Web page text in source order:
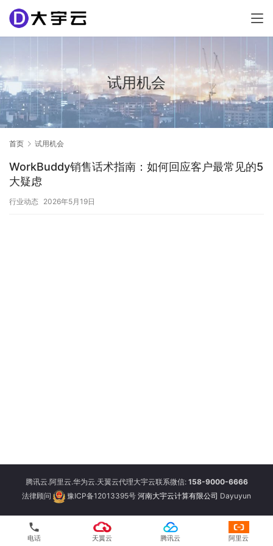
试用机会
首页 试用机会
WorkBuddy销售话术指南：如何回应客户最常见的5
大疑虑
行业动态 2026年5月19日
腾讯云.阿里云.华为云.天翼云代理大宇云联系微信: 158-9000-6666
法律顾问
豫ICP备12013395号 河南大宇云计算有限公司 Dayuyun
phone
电话 天翼云 腾讯云 阿里云